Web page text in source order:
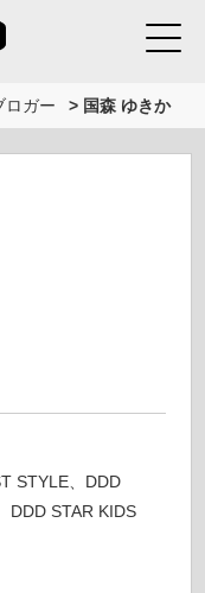
ロガー > 国森 ゆきか
STYLE、DDD
DDD STAR KIDS